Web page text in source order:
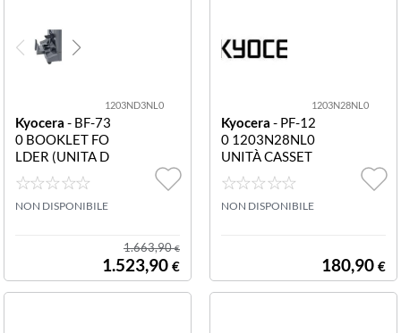
1203ND3NL0
Kyocera - BF-73
0 BOOKLET FO
LDER (UNITA D
I PIEG. E PINZ.
A
NON DISPONIBILE
1.663,90€
1.523,90 €
1203N28NL0
Kyocera - PF-12
0 1203N28NL0
UNITÀ CASSET
TO CARTA ADD
IZIONALE DA 2
50 FOGLI CON
030DN M2530
NON DISPONIBILE
180,90 €